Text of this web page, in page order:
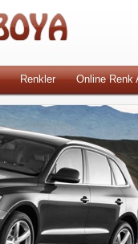
Renkler Online Renk